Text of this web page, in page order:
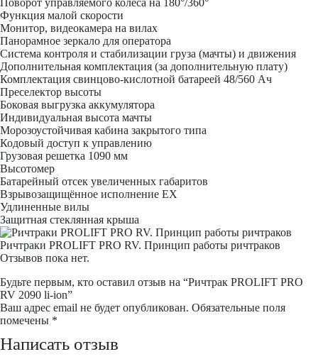
Поворот управляемого колеса на 180°/360°
Функция малой скорости
Монитор, видеокамера на вилах
Панорамное зеркало для оператора
Система контроля и стабилизации груза (мачты) и движения
Дополнительная комплектация (за дополнительную плату)
Комплектация свинцово-кислотной батареей 48/560 Ач
Преселектор высоты
Боковая выгрузка аккумулятора
Индивидуальная высота мачты
Морозоустойчивая кабина закрытого типа
Кодовый доступ к управлению
Грузовая решетка 1090 мм
Высотомер
Батарейный отсек увеличенных габаритов
Взрывозащищённое исполнение EX
Удлиненные вилы
Защитная стеклянная крыша
Ричтраки PROLIFT PRO RV. Принцип работы ричтраков
Отзывов пока нет.
Будьте первым, кто оставил отзыв на “Ричтрак PROLIFT PRO
RV 2090 li-ion”
Ваш адрес email не будет опубликован. Обязательные поля
помечены *
Написать отзыв